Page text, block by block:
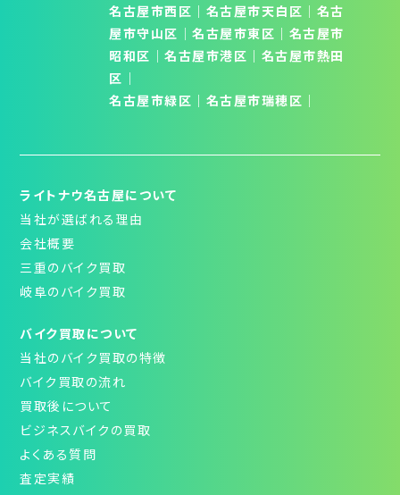
名古屋市西区 ｜ 名古屋市天白区 │ 名古
屋市守山区 │名古屋市東区 ｜ 名古屋市
昭和区 │名古屋市港区 ｜ 名古屋市熱田
区 ｜
名古屋市緑区 ｜ 名古屋市瑞穂区 ｜
ライトナウ名古屋について
当社が選ばれる理由
会社概要
三重のバイク買取
岐阜のバイク買取
バイク買取について
当社のバイク買取の特徴
バイク買取の流れ
買取後について
ビジネスバイクの買取
よくある質問
査定実績